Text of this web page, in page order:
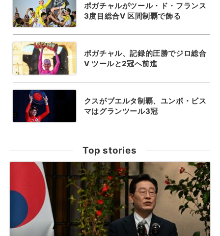
ポガチャルがツール・ド・フランス
3度目総合V 区間制覇で飾る
ポガチャル、記録的圧勝でジロ総合
V ツールと2冠へ前進
クスがブエルタ制覇、ユンボ・ビス
マはグランツール3冠
Top stories